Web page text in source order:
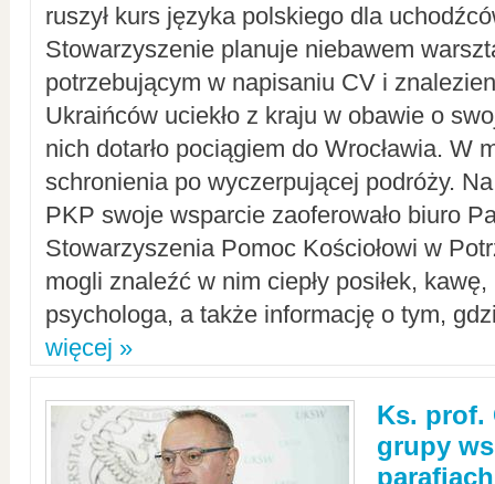
ruszył kurs języka polskiego dla
Stowarzyszenie planuje niebawem
potrzebującym w napisaniu CV i
Ukraińców uciekło z kraju w obawie o
nich dotarło pociągiem do Wrocławia. W
schronienia po wyczerpującej podróży.
PKP swoje wsparcie zaoferowało biuro
Stowarzyszenia Pomoc Kościołowi w
mogli znaleźć w nim ciepły posiłek,
psychologa, a także informację o tym,
więcej »
Ks. prof.
grupy
parafiach